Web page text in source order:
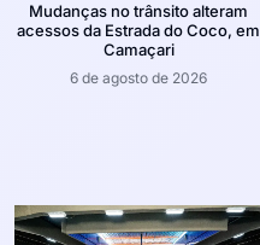
Mudanças no trânsito alteram
acessos da Estrada do Coco, em
Camaçari
6 de agosto de 2026